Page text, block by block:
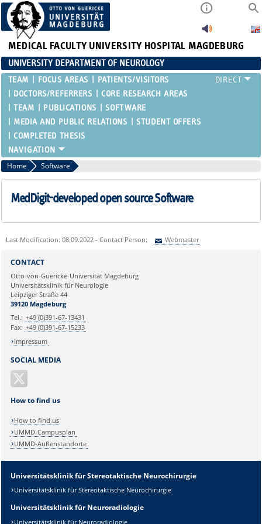
MEDICAL FACULTY UNIVERSITY HOSPITAL MAGDEBURG
UNIVERSITY DEPARTMENT OF NEUROLOGY
TEAM FOCUS AREAS
PATIENTS/VISITORS
DOCTORS/REFERRERS
CORE RESEARCH AREAS
TEAM
PUBLICATIONS
SOFTWARE
MEDIA AND PUBLIC RELATIONS
STUDENT OFFERS
COMPLETED THESIS
Home Software
MedDigit-developed open source Software
Last Modification: 08.09.2022 - Contact Person: Webmaster
Ihre E-Mailadresse:
Ihr Anliegen:
Sicherheitsabfrage:
Lösung:
SOCIAL MEDIA
CONTACT
Otto-von-Guericke-Universität Magdeburg
Universitätsklinik für Neurologie
Leipziger Straße 44
39120 Magdeburg
Tel.: +49 (0)391-67-13431
Fax: +49 (0)391-67-15233
Impressum
How to find us
How to find us
UMMD-Campusplan
UMMD-Außenstandorte
Universitätsklinik für Stereotaktische Neurochirurgie
Universitätsklinik für Stereotaktische Neurochirurgie
Universitätsklinik für Neuroradiologie
Universitätsklinik für Neuroradiologie